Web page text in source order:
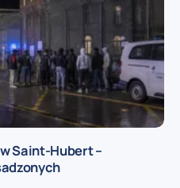
Saint-Hubert –